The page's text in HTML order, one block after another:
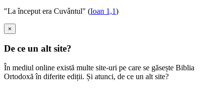
"La început era Cuvântul" (Ioan 1,1)
×
De ce un alt site?
În mediul online există multe site-uri pe care se găsește Biblia
Ortodoxă în diferite ediții. Și atunci, de ce un alt site?